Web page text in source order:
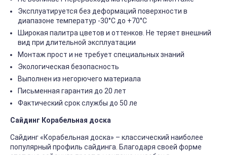
Эксплуатируется без деформаций поверхности в
диапазоне температур -30°C до +70°C
Широкая палитра цветов и оттенков. Не теряет внешний
вид при длительной эксплуатации
Монтаж прост и не требует специальных знаний
Экологическая безопасность
Выполнен из негорючего материала
Письменная гарантия до 20 лет
Фактический срок службы до 50 ле
Сайдинг Корабельная доска
Сайдинг «Корабельная доска» – классический наиболее
популярный профиль сайдинга. Благодаря своей форме